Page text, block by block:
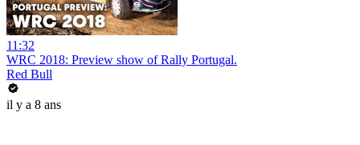
11:32
WRC 2018: Preview show of Rally Portugal.
Red Bull
il y a 8 ans